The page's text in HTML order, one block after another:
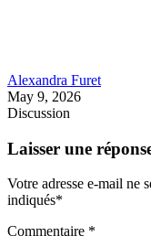
Alexandra Furet
May 9, 2026
Discussion
Laisser une
Votre adresse e-mail ne
indiqués*
Commentaire *